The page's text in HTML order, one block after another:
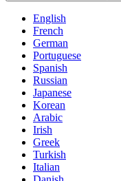
English
French
German
Portuguese
Spanish
Russian
Japanese
Korean
Arabic
Irish
Greek
Turkish
Italian